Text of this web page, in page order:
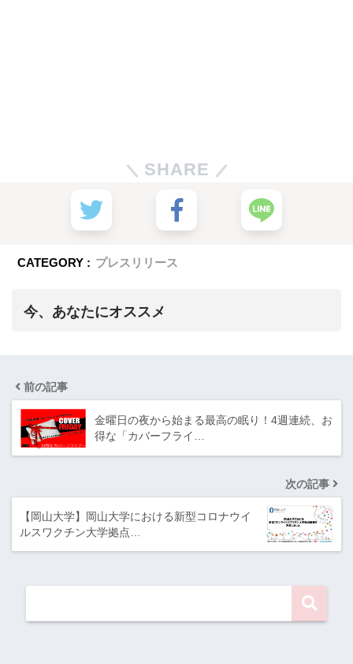
SHARE
CATEGORY : プレスリリース
今、あなたにオススメ
前の記事
金曜日の夜から始まる最高の眠り！4週連続、お
得な「カバーフライ…
次の記事
【岡山大学】岡山大学における新型コロナウイ
ルスワクチン大学拠点…